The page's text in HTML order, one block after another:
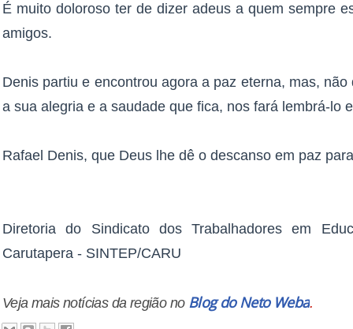
​​​É muito doloroso ter de dizer adeus a quem sempre
amigos.​​​
​​​Denis partiu e encontrou agora a paz eterna, mas,
a sua alegria e a saudade que fica, nos fará lembrá-lo
​​​Rafael Denis, que Deus lhe dê o descanso em paz
​​​Diretoria do Sindicato dos Trabalhadores em
Carutapera - SINTEP/CARU
Veja mais notícias da região no Blog do Neto Weba.